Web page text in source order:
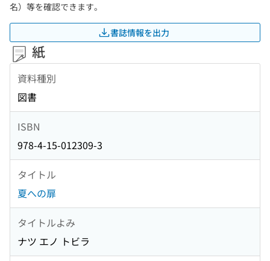
名）等を確認できます。
書誌情報を出力
紙
資料種別
図書
ISBN
978-4-15-012309-3
タイトル
夏への扉
タイトルよみ
ナツ エノ トビラ